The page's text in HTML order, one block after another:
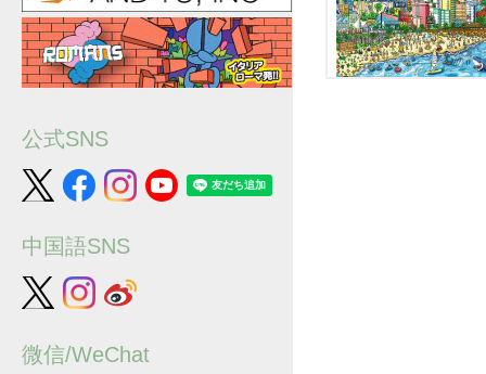
公式SNS
中国語SNS
微信/WeChat